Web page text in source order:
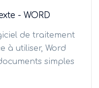
- WORD
de traitement
à utiliser, Word
simples